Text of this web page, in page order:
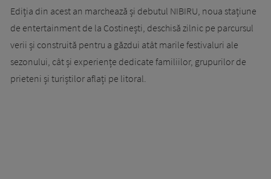
Ediția din acest an marchează și debutul NIBIRU, noua stațiune
de entertainment de la Costinești, deschisă zilnic pe parcursul
verii și construită pentru a găzdui atât marile festivaluri ale
sezonului, cât și experiențe dedicate familiilor, grupurilor de
prieteni și turiștilor aflați pe litoral.